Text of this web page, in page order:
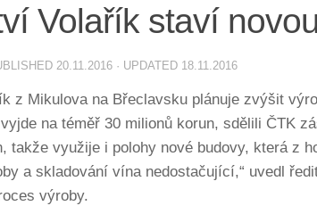
Volařík staví
20.11.2016 · UPDATED 18.11.2016
z Mikulova na Břeclavsku plánuje zvýšit
na téměř 30 milionů korun, sdělili ČTK
takže využije i polohy nové budovy, která z
a skladování vína nedostačující,“ uvedl
výroby.